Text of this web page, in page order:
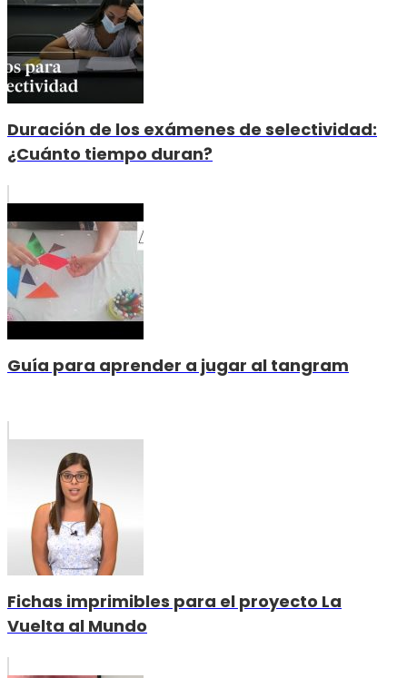
Duración de los exámenes de selectividad:
¿Cuánto tiempo duran?
Guía para aprender a jugar al tangram
Fichas imprimibles para el proyecto La
Vuelta al Mundo